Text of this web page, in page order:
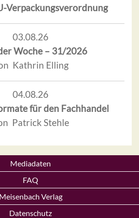
Verpackungsverordnung
03.08.26
Woche – 31/2026
Kathrin Elling
04.08.26
für den Fachhandel
Patrick Stehle
Mediadaten
FAQ
Meisenbach Verlag
Datenschutz